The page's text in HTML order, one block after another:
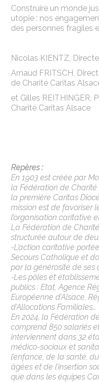
Construire un monde
utopie : nos
des personnes fragiles
Nicolas KIENTZ,
Arnaud FRITSCH,
de Charité Caritas
et Gilles REITHINGER,
Charité Caritas Alsace
Repères :
En 1903 est créée par
la Fédération de Charité
la première Caritas
mission est de favoriser
l’organisation caritative
La Fédération de
structurée autour de
-L’action caritative
Secours Catholique et
par la générosité de ses
-Les pôles et
publics : Etat, Agence
Européenne d’Alsace,
d’Allocations Familiales…
En 2024, la Fédération
comprend 850 salariés
interviennent dans 32
médico-sociaux et
l’enfance, de la santé,
âgées et de l’insertion
que dans les équipes